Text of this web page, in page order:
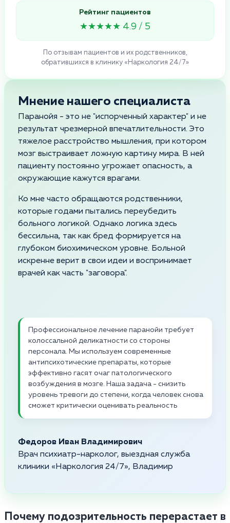
Рейтинг пациентов
★★★★★ 4.9 / 5
По отзывам пациентов и их родственников,
обратившихся в клинику «Наркология 24/7»
Мнение нашего специалиста
Паранойя - это не "испорченный характер" и не
результат чрезмерной впечатлительности. Это
тяжелое расстройство мышления, при котором
мозг выстраивает ложную картину мира. В ней
пациенту постоянно угрожает опасность, а
окружающие кажутся врагами.
Ко мне часто обращаются родственники,
которые годами пытались переубедить
больного логикой. Однако логика здесь
бессильна, так как бред формируется на
глубоком биохимическом уровне. Больной
искренне верит в свои идеи и воспринимает
врачей как часть "заговора".
Профессиональное лечение паранойи требует
колоссальной деликатности со стороны
персонала. Мы используем современные
антипсихотические препараты, которые
эффективно гасят очаг патологического
возбуждения в мозге. Наша задача - снизить
уровень тревоги до степени, когда человек снова
сможет критически оценивать реальность
Федоров Иван Владимирович
Врач психиатр-нарколог, выездная служба
клиники «Наркология 24/7», Владимир
Почему подозрительность перерастает в